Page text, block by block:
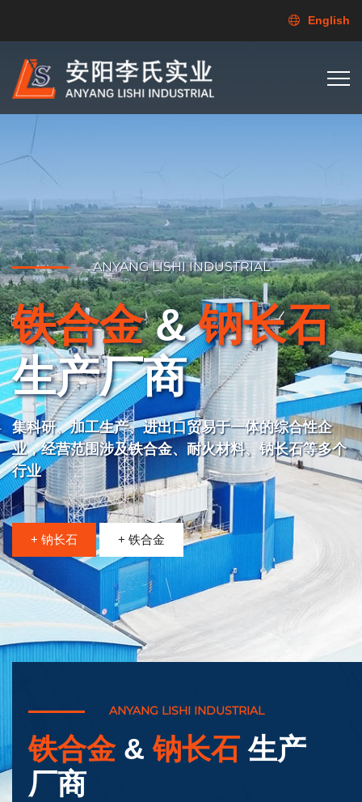
English
ANYANG LISHI INDUSTRIAL
铁合金&钠长石
生产厂商
集科研、加工生产、进出口贸易于一体的综合性企
业，经营范围涉及铁合金、耐火材料、钠长石等多个
行业
+ 钠长石 + 铁合金
ANYANG LISHI INDUSTRIAL
铁合金&钠长石 生产
厂商